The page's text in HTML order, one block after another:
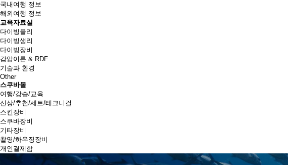
국내여행 정보
해외여행 정보
교육자료실
다이빙물리
다이빙생리
다이빙장비
감압이론 & RDF
기술과 환경
Other
스쿠바몰
여행/강습/교육
신상/추천/세트/테크니컬
스킨장비
스쿠바장비
기타장비
촬영/하우징장비
개인결제함